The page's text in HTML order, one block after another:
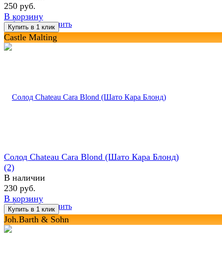
избранное сравнить
250 руб.
В корзину
Castle Malting
избранное сравнить
Солод Chateau Cara Blond (Шато Кара Блонд)
(2)
В наличии
230 руб.
В корзину
Joh.Barth & Sohn